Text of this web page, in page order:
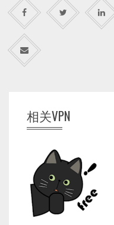
相关VPN